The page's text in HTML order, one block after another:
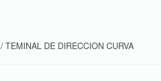
/ TEMINAL DE DIRECCION CURVA